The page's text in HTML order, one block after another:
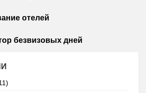
отелей
безвизовых дней